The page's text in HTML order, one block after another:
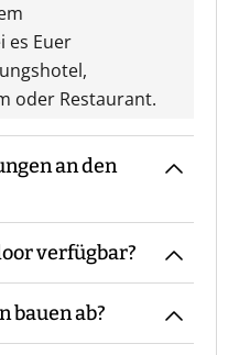
es Euer
oder Restaurant.
an den
genügend
zu bauen.
in den Bau
können
verfügbar?
seines
bauen ab?